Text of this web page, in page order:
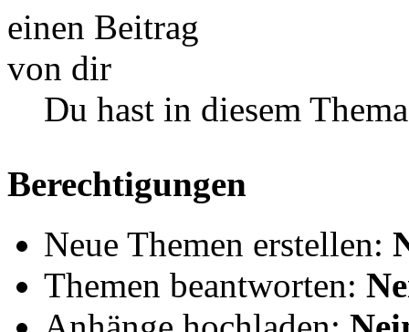
Du hast in diesem
Berechtigungen
Neue Themen erstellen:
Themen beantworten: